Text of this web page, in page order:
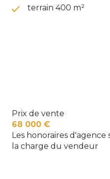
terrain 400 m²
Prix de vente
68 000 €
Les honoraires
la charge du vendeur